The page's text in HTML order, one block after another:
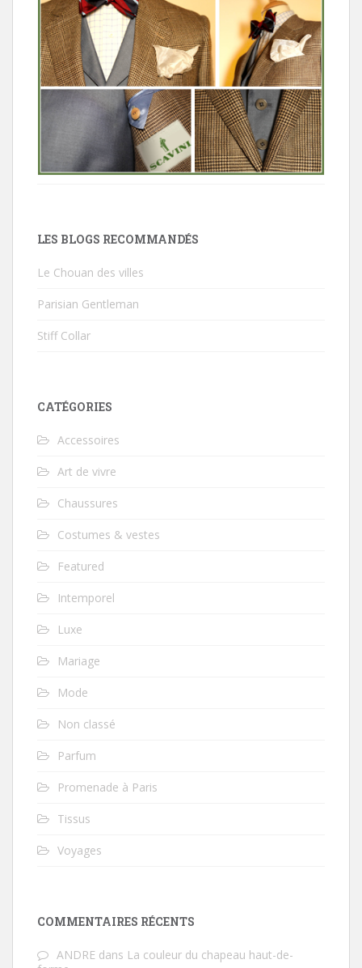
LES BLOGS RECOMMANDÉS
Le Chouan des villes
Parisian Gentleman
Stiff Collar
CATÉGORIES
Accessoires
Art de vivre
Chaussures
Costumes & vestes
Featured
Intemporel
Luxe
Mariage
Mode
Non classé
Parfum
Promenade à Paris
Tissus
Voyages
COMMENTAIRES RÉCENTS
ANDRE dans La couleur du chapeau haut-de-